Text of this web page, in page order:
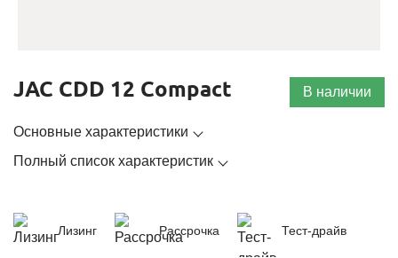
В наличии
JAC CDD 12 Compact
Основные характеристики
Полный список характеристик
Лизинг Рассрочка Тест-драйв